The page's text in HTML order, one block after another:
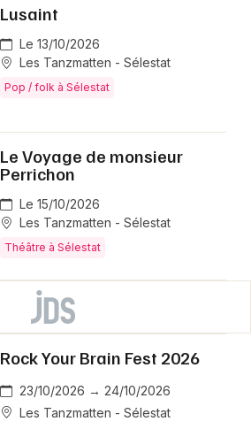
Lusaint
Le 13/10/2026
Les Tanzmatten - Sélestat
Pop / folk à Sélestat
Le Voyage de monsieur
Perrichon
Le 15/10/2026
Les Tanzmatten - Sélestat
Théâtre à Sélestat
Rock Your Brain Fest 2026
23/10/2026 → 24/10/2026
Les Tanzmatten - Sélestat